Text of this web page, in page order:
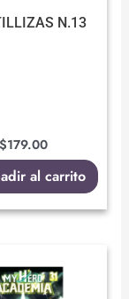
N.13
$179.00
al carrito